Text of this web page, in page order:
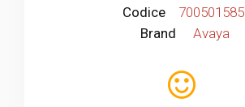
Codice
700501585
Brand
Avaya